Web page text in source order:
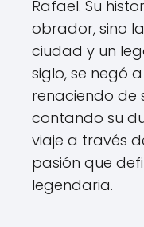
Rafael. Su
obrador, sino
ciudad y un
siglo, se negó
renaciendo de
contando su
viaje a través
pasión que
legendaria.